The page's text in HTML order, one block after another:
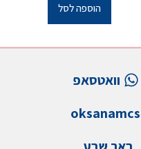
הוספה לסל
וואטסאפ